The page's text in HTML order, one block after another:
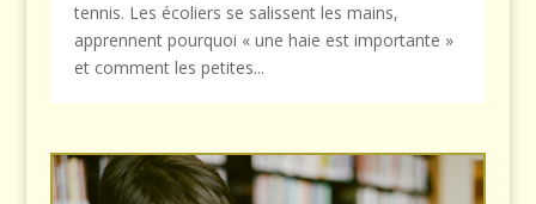
tennis. Les écoliers se salissent les mains,
apprennent pourquoi « une haie est importante »
et comment les petites...